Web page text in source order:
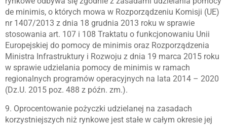
de minimis, o których mowa w Rozporządzeniu Komisji (UE)
nr 1407/2013 z dnia 18 grudnia 2013 roku w sprawie
stosowania art. 107 i 108 Traktatu o funkcjonowaniu Unii
Europejskiej do pomocy de minimis oraz Rozporządzenia
Ministra Infrastruktury i Rozwoju z dnia 19 marca 2015 roku
w sprawie udzielania pomocy de minimis w ramach
regionalnych programów operacyjnych na lata 2014 – 2020
(Dz.U. 2015 poz. 488 z późn. zm.).
9. Oprocentowanie pożyczki udzielanej na zasadach
korzystniejszych niż rynkowe jest stałe w całym okresie jej